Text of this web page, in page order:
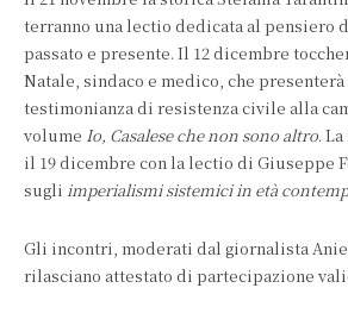
terranno una lectio dedicata al pensiero
passato e presente. Il 12 dicembre
Natale, sindaco e medico, che presenterà
testimonianza di resistenza civile alla
volume Io, Casalese che non sono altro.
il 19 dicembre con la lectio di Giuseppe
sugli imperialismi sistemici in età
Gli incontri, moderati dal giornalista
rilasciano attestato di partecipazione